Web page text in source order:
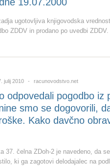
ugotovljiva knjigovodska
ZDDV in prodano po uvedbi ZDDV.
julij 2010 racunovodstvo.net
odpovedali pogodbo iz
smo se dogovorili,
Kako davčno
37. čelna ZDoh-2 je navedeno, da
ki ga zagotovi delodajalec na